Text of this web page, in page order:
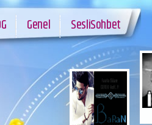
Genel SesliSohbet